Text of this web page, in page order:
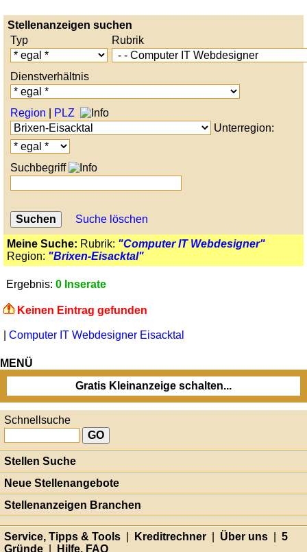
Stellenanzeigen suchen
Typ
Rubrik
Dienstverhältnis
Region
PLZ
Unterregion:
Suchbegriff
Suche löschen
Meine Suche: Rubrik: "Computer IT Webdesigner"
Region: "Brixen-Eisacktal"
Ergebnis: 0 Inserate
Keinen Eintrag gefunden
Computer IT Webdesigner Eisacktal
MENÜ
Gratis Kleinanzeige schalten...
Schnellsuche
Stellen Suche
Neue Stellenangebote
Stellenanzeigen Branchen
Service, Tipps & Tools Kreditrechner Über uns
5
Gründe
Hilfe, FAQ